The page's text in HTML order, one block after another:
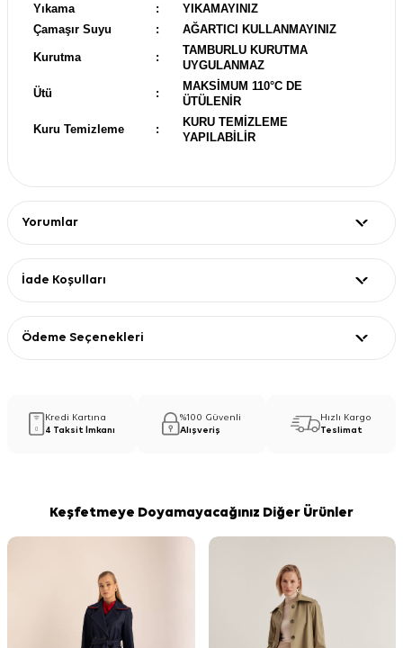
Yıkama
:
YIKAMAYINIZ
Çamaşır Suyu
: AĞARTICI KULLANMAYINIZ
Kurutma :
TAMBURLU KURUTMA
UYGULANMAZ
Ütü :
MAKSİMUM 110°C DE
ÜTÜLENİR
Kuru Temizleme :
KURU TEMİZLEME
YAPILABİLİR
Yorumlar
İade Koşulları
Ödeme Seçenekleri
Kredi Kartına
4 Taksit İmkanı
%100 Güvenli
Alışveriş
Hızlı Kargo
Teslimat
Keşfetmeye Doyamayacağınız Diğer Ürünler